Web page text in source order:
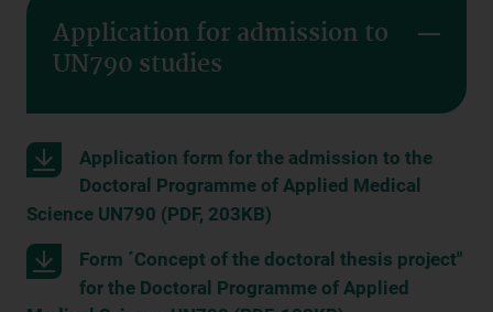
Application for admission to
UN790 studies
Application form for the admission to the
Doctoral Programme of Applied Medical
Science UN790 (PDF, 203KB)
Form ´Concept of the doctoral thesis project"
for the Doctoral Programme of Applied